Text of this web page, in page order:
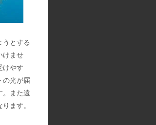
うとする
けませ
けやす
の光が届
。また遠
ます。